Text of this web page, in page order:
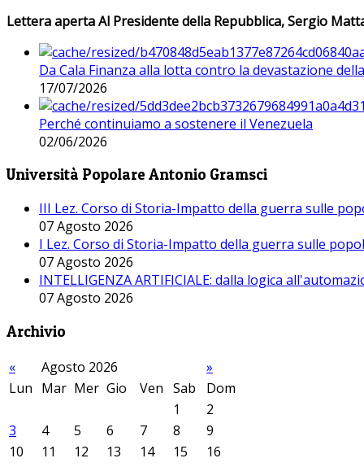
Lettera aperta Al Presidente della Repubblica, Sergio
Da Cala Finanza alla lotta contro la devastazione
17/07/2026
Perché continuiamo a sostenere il Venezuela
02/06/2026
Università Popolare Antonio Gramsci
III Lez. Corso di Storia-Impatto della guerra sulle
07 Agosto 2026
I Lez. Corso di Storia-Impatto della guerra sulle
07 Agosto 2026
INTELLIGENZA ARTIFICIALE: dalla logica
07 Agosto 2026
Archivio
« Agosto 2026
»
Lun Mar Mer Gio Ven Sab
Dom
1
2
3
4 5 6 7 8
9
10
11 12 13 14 15
16